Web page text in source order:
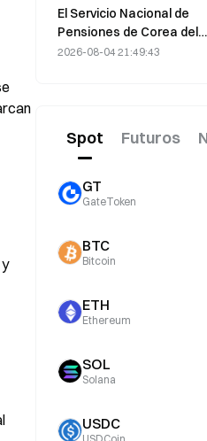
con una vulnerabilidad de
Coldcard, que
desencadenó cuatro
El Servicio Nacional de
Pensiones de Corea del
Sur opta por acciones
2026-08-04 21:49:43
Spot Futuros
GT
GateToken
BTC
Bitcoin
ETH
Ethereum
SOL
Solana
USDC